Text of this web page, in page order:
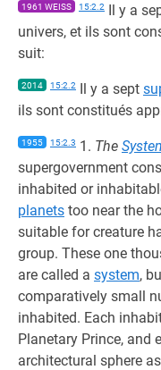
1961 WEISS 15:2.2 Il y a
univers, et ils sont
suit:
2014 15:2.2 Il y a sept
ils sont constitués
1955 15:2.3 1. The
supergovernment
inhabited or
planets too near the
suitable for creature
group. These one
are called a system,
comparatively small
inhabited. Each
Planetary Prince, and
architectural sphere